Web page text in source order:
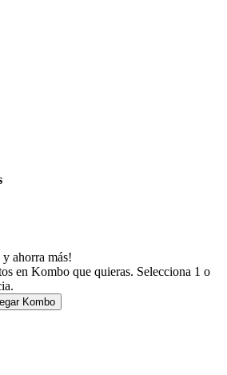
y ahorra más!
en Kombo que quieras. Selecciona 1 o
Kombo